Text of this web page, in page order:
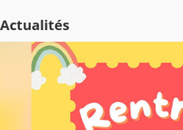
Actualités